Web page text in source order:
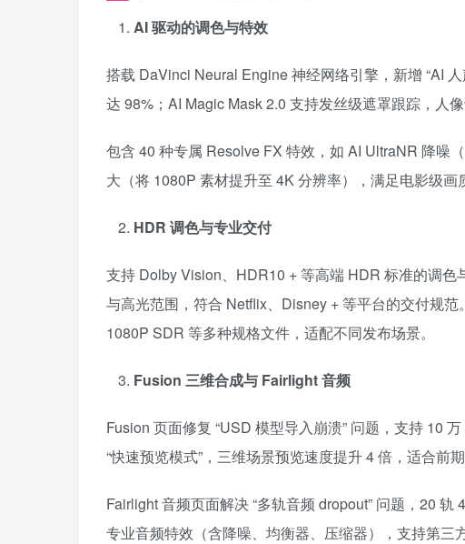
AI 驱动的调色与特效
搭载 DaVinci Neural Engine 神经网络引擎，新增 “AI
达 98%；AI Magic Mask 2.0 支持发丝级遮罩跟踪，人
包含 40 种专属 Resolve FX 特效，如 AI UltraNR 降噪
大（将 1080P 素材提升至 4K 分辨率），满足电影级画
HDR 调色与专业交付
支持 Dolby Vision、HDR10 + 等高端 HDR 标准的调
与高光范围，符合 Netflix、Disney + 等平台的交付规范
1080P SDR 等多种规格文件，适配不同发布场景。
Fusion 三维合成与 Fairlight 音频
Fusion 页面修复 “USD 模型导入崩溃” 问题，支持 10
“快速预览模式”，三维场景预览速度提升 4 倍，适合前期
Fairlight 音频页面解决 “多轨音频 dropout” 问题，20
专业音频特效（含降噪、均衡器、压缩器），支持第三